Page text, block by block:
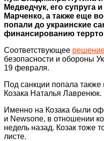
Медведчук, его супруга
Марченко, а также еще
попали до украинские
финансированию
Соответствующее
безопасности и обороны
19 февраля.
Под санкции попала
Козака Наталья Лавренюк.
Именно на Козака были
и Newsone, в отношении
недель назад. Козак тоже
листе.